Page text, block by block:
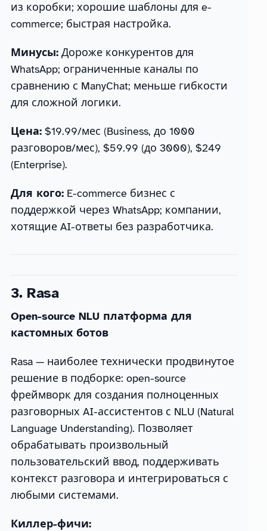
из коробки; хорошие шаблоны для e-
commerce; быстрая настройка.
Минусы:Дороже конкурентов для
WhatsApp; ограниченные каналы по
сравнению с ManyChat; меньше гибкости
для сложной логики.
Цена:$19.99/мес (Business, до 1000
разговоров/мес), $59.99 (до 3000), $249
(Enterprise).
Для кого:E-commerce бизнес с
поддержкой через WhatsApp; компании,
хотящие AI-ответы без разработчика.
3. Rasa
Open-source NLU платформа для
кастомных ботов
Rasa — наиболее технически продвинутое
решение в подборке: open-source
фреймворк для создания полноценных
разговорных AI-ассистентов с NLU (Natural
Language Understanding). Позволяет
обрабатывать произвольный
пользовательский ввод, поддерживать
контекст разговора и интегрироваться с
любыми системами.
Киллер-фичи: